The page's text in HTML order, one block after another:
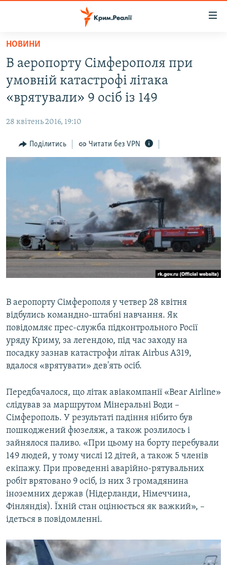
Перейти
основного
матеріалу
Перейти
до
основної
Перейти
до
ВОДА.КРИМ
БЛОГИ
ПОГЛЯД
ІНТЕРВ'Ю
СПЕЦПРОЕКТИ
ДЕПОРТАЦІЯ
ВІДЕОУРОКИ «ELIFBE»
СВІДЧЕННЯ ОКУПАЦІЇ
ЯК ОБІЙТИ БЛОКУВАННЯ
Русский
Qırımtatar
Усі сайти RFE/RL
НОВИНИ
В аеропорту Сімферополя при
умовній катастрофі літака
«врятували» 9 осіб із 149
28 квітень 2016, 19:10
Поділитись Читати без VPN
В аеропорту Сімферополя у четвер 28 квітня
відбулись командно-штабні навчання. Як
повідомляє прес-служба підконтрольного Росії
уряду Криму, за легендою, під час заходу на
посадку зазнав катастрофи літак Airbus A319,
вдалося «врятувати» дев'ять осіб.
Передбачалося, що літак авіакомпанії «Bear Airline»
слідував за маршрутом Мінеральні Води –
Сімферополь. У результаті падіння нібито був
пошкоджений фюзеляж, а також розлилось і
зайнялося паливо. «При цьому на борту перебували
149 людей, у тому числі 12 дітей, а також 5 членів
екіпажу. При проведенні аварійно-рятувальних
робіт врятовано 9 осіб, із них 3 громадянина
іноземних держав (Нідерланди, Німеччина,
Фінляндія). Їхній стан оцінюється як важкий», –
ідеться в повідомленні.